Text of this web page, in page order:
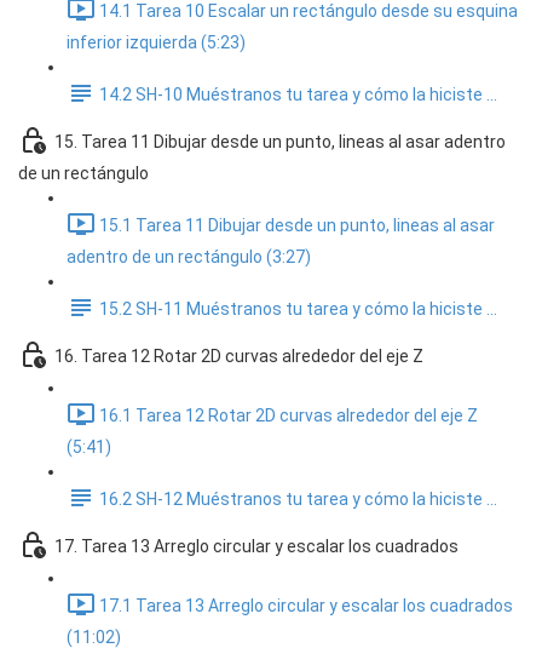
14.1 Tarea 10 Escalar un rectángulo desde su esquina
inferior izquierda (5:23)
14.2 SH-10 Muéstranos tu tarea y cómo la hiciste ...
15. Tarea 11 Dibujar desde un punto, lineas al asar adentro
de un rectángulo
15.1 Tarea 11 Dibujar desde un punto, lineas al asar
adentro de un rectángulo (3:27)
15.2 SH-11 Muéstranos tu tarea y cómo la hiciste ...
16. Tarea 12 Rotar 2D curvas alrededor del eje Z
16.1 Tarea 12 Rotar 2D curvas alrededor del eje Z
(5:41)
16.2 SH-12 Muéstranos tu tarea y cómo la hiciste ...
17. Tarea 13 Arreglo circular y escalar los cuadrados
17.1 Tarea 13 Arreglo circular y escalar los cuadrados
(11:02)